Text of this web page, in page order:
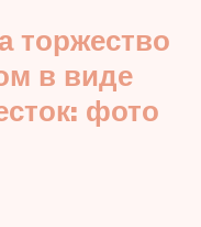
торжество
в виде
фото